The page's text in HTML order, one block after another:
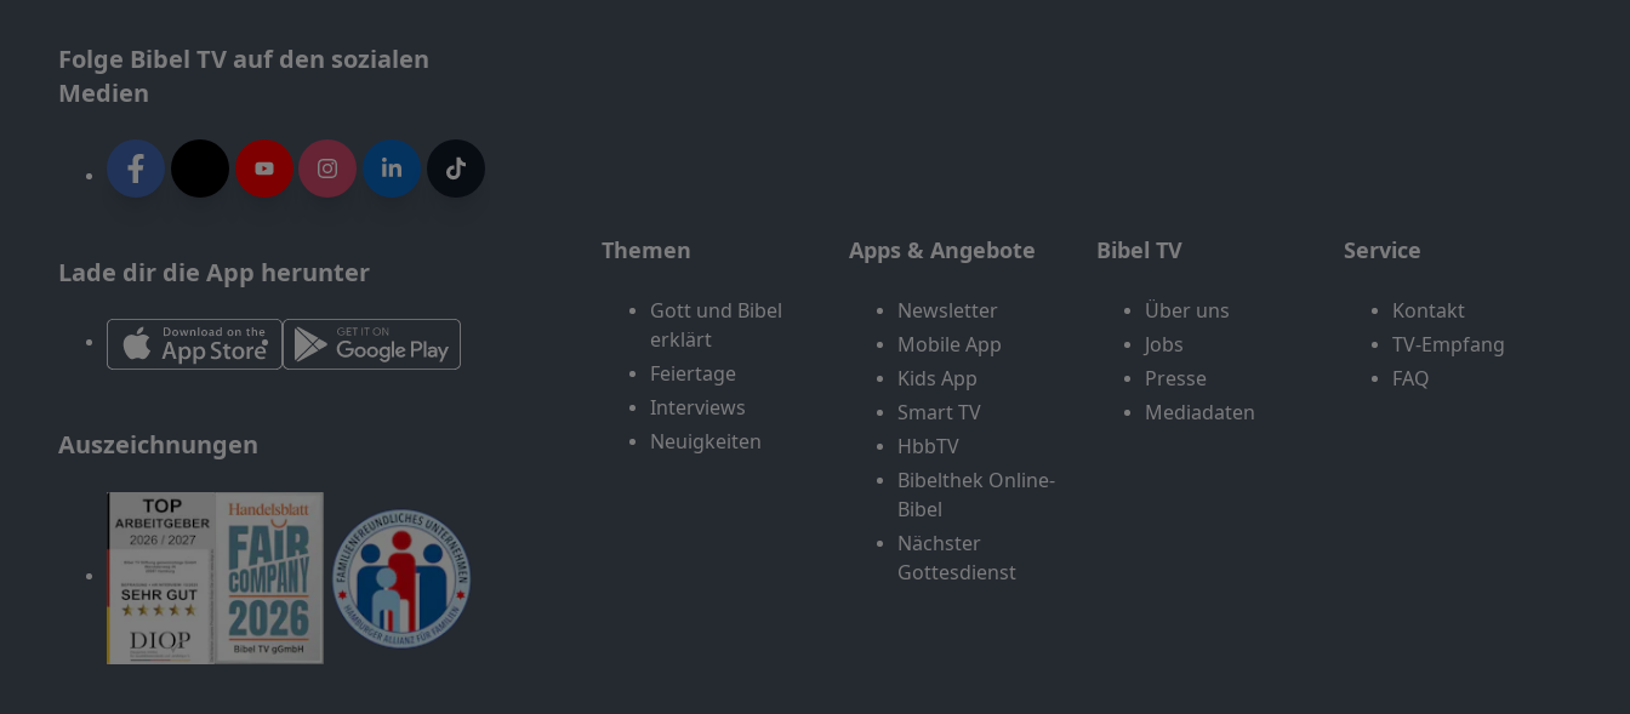
Folge Bibel TV auf den sozialen
Medien
Lade dir die App herunter
Auszeichnungen
Themen
Gott und Bibel
erklärt
Feiertage
Interviews
Neuigkeiten
Apps & Angebote
Newsletter
Mobile App
Kids App
Smart TV
HbbTV
Bibelthek Online-
Bibel
Nächster
Gottesdienst
Bibel TV
Über uns
Jobs
Presse
Mediadaten
Service
Kontakt
TV-Empfang
FAQ